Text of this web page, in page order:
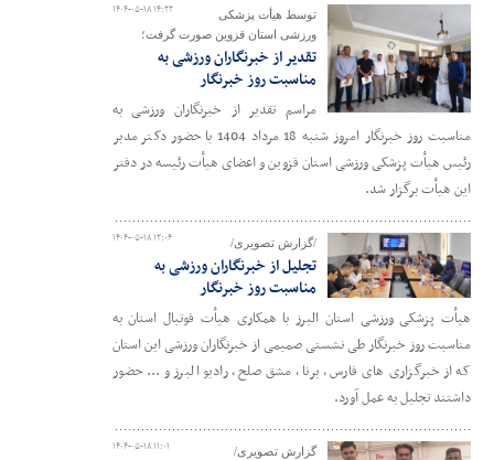
۱۴۰۴-۰۵-۱۸ ۱۴:۲۲
توسط هیأت پزشکی
ورزشی استان قزوین صورت گرفت؛
تقدیر از خبرنگاران ورزشی به
مناسبت روز خبرنگار
مراسم تقدیر از خبرنگاران ورزشی به
مناسبت روز خبرنگار امروز شنبه 18 مرداد 1404 با حضور دکتر مدبر
رئیس هیأت پزشکی ورزشی استان قزوین و اعضای هیأت رئیسه در دفتر
این هیأت برگزار شد.
۱۴۰۴-۰۵-۱۸ ۱۲:۰۴ /گزارش تصویری/
تجلیل از خبرنگاران ورزشی به
مناسبت روز خبرنگار
هیأت پزشکی ورزشی استان البرز با همکاری هیأت فوتبال استان به
مناسبت روز خبرنگار طی نشستی صمیمی از خبرنگاران ورزشی این استان
که از خبرگزاری های فارس ، برنا ، مشق صلح ، رادیو البرز و ... حضور
داشتند تجلیل به عمل آورد.
۱۴۰۴-۰۵-۱۸ ۱۱:۰۱ گزارش تصویری/